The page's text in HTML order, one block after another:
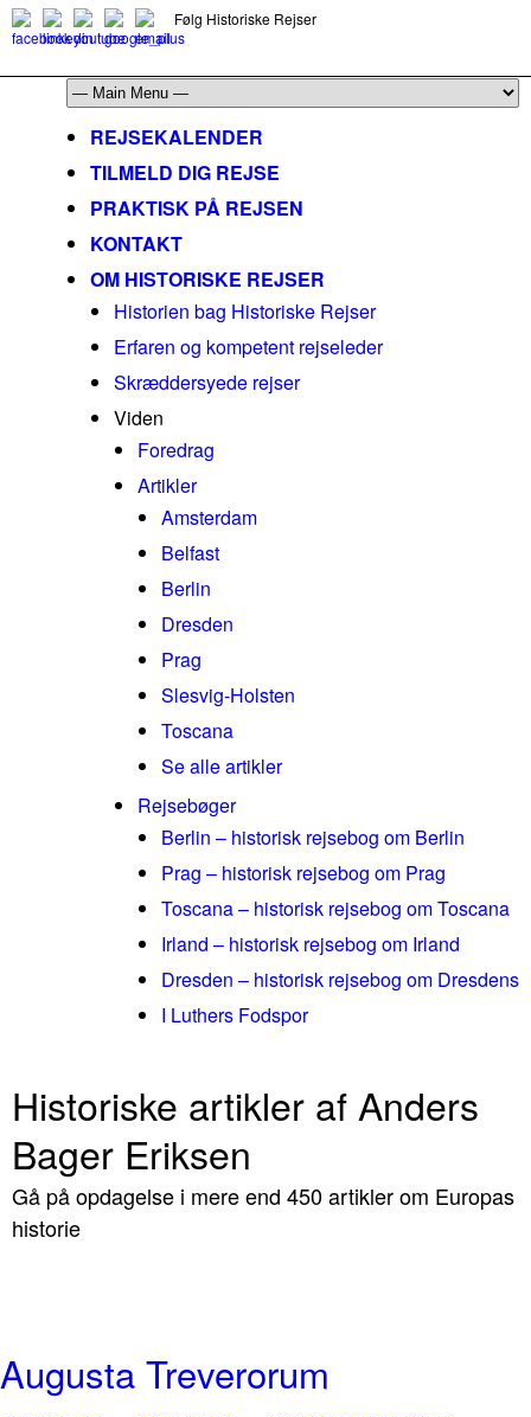
Følg Historiske Rejser
REJSEKALENDER
TILMELD DIG REJSE
PRAKTISK PÅ REJSEN
KONTAKT
OM HISTORISKE REJSER
Historien bag Historiske Rejser
Erfaren og kompetent rejseleder
Skræddersyede rejser
Viden
Foredrag
Artikler
Amsterdam
Belfast
Berlin
Dresden
Prag
Slesvig-Holsten
Toscana
Se alle artikler
Rejsebøger
Berlin – historisk rejsebog om Berlin
Prag – historisk rejsebog om Prag
Toscana – historisk rejsebog om Toscana
Irland – historisk rejsebog om Irland
Dresden – historisk rejsebog om Dresdens
I Luthers Fodspor
Historiske artikler af Anders
Bager Eriksen
Gå på opdagelse i mere end 450 artikler om Europas
historie
Augusta Treverorum